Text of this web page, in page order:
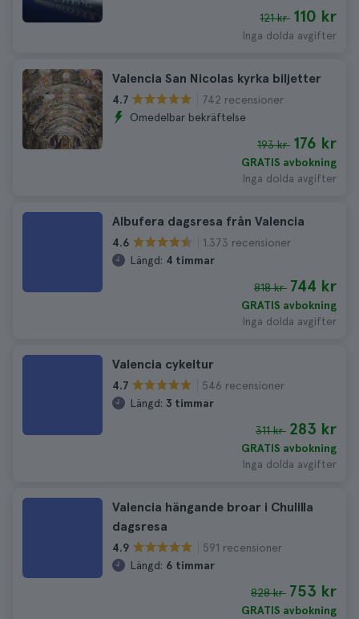
121 kr 110 kr
Inga dolda avgifter
Valencia San Nicolas kyrka biljetter
4.7
742 recensioner
Omedelbar bekräftelse
193 kr 176 kr
GRATIS avbokning
Inga dolda avgifter
Albufera dagsresa från Valencia
4.6
1.373 recensioner
Längd: 4 timmar
818 kr 744 kr
GRATIS avbokning
Inga dolda avgifter
Valencia cykeltur
4.7
546 recensioner
Längd: 3 timmar
311 kr 283 kr
GRATIS avbokning
Inga dolda avgifter
Valencia hängande broar i Chulilla
dagsresa
4.9
591 recensioner
Längd: 6 timmar
828 kr 753 kr
GRATIS avbokning